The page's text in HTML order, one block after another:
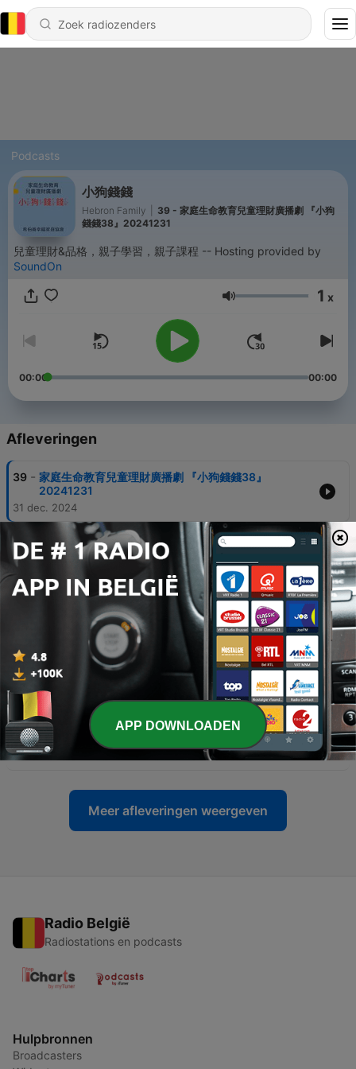
Podcasts
小狗錢錢
Hebron Family
39 - 家庭生命教育兒童理財廣播劇 『小狗
錢錢38』20241231
兒童理財&品格，親子學習，親子課程 -- Hosting provided by
SoundOn
Volume 1 x
00:00 00:00
Afleveringen
39 - 家庭生命教育兒童理財廣播劇 『小狗錢錢38』
20241231
31 dec. 2024
38 -
家庭生命教育兒童理財廣播劇 『小狗錢錢37』
20241224
24 dec. 2024
-
家庭生命教育兒童理財廣播劇 『小狗錢錢36』
36 - 家庭生命教育兒童理財廣播劇 『小狗錢錢35』
20241210
10 dec. 2024
35 - 家庭生命教育兒童理財廣播劇 『小狗錢錢34』
20241203
03 dec. 2024
Meer afleveringen weergeven
Radio België
Radiostations en podcasts
Hulpbronnen
Broadcasters
APP DOWNLOADEN